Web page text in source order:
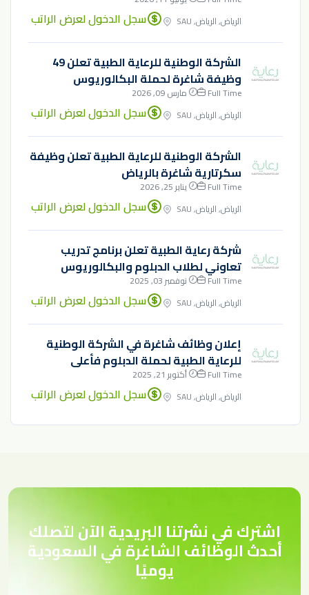
الرياض, الرياض, SAU
سجل الدخول لعرض الراتب
الشركة الوطنية للرعاية الطبية تعلن 49
وظيفة شاغرة لحملة البكالوريوس
Full Time
مارس 09, 2026
الرياض, الرياض, SAU
سجل الدخول لعرض الراتب
الشركة الوطنية للرعاية الطبية تعلن وظيفة
سكرتارية شاغرة بالرياض
Full Time
يناير 25, 2026
الرياض, الرياض, SAU
سجل الدخول لعرض الراتب
شركة رعاية الطبية تعلن برنامج تدريب
تعاوني لطلاب الدبلوم والبكالوريوس
Full Time
نوفمبر 03, 2025
الرياض, الرياض, SAU
سجل الدخول لعرض الراتب
إعلان وظائف شاغرة في الشركة الوطنية
للرعاية الطبية لحملة الدبلوم فأعلى
Full Time
أكتوبر 21, 2025
الرياض, الرياض, SAU
سجل الدخول لعرض الراتب
اشترك في نشرتنا البريدية الآن لتصلك
أحدث الوظائف الشاغرة في السعودية
يوميًا